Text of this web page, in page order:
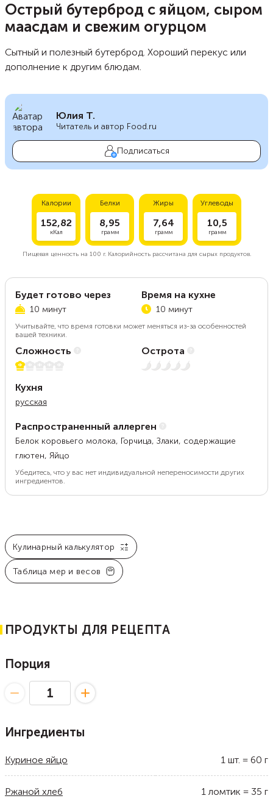
Острый бутерброд с яйцом, сыром
маасдам и свежим огурцом
Сытный и полезный бутерброд. Хороший перекус или
дополнение к другим блюдам.
Юлия Т.
Читатель и автор Food.ru
Подписаться
Калории
152,82
кКал
Белки
8,95
грамм
Жиры
7,64
грамм
Углеводы
10,5
грамм
Пищевая ценность на 100 г.Калорийность рассчитана для сырых продуктов.
Будет готово через
10 минут
Время на кухне
10 минут
Учитывайте, что время готовки может меняться из-за особенностей
вашей техники.
Сложность
1 из 5
Острота
Нет остроты
Кухня
русская
Распространенный аллерген
Белок коровьего молока, Горчица, Злаки, содержащие
глютен, Яйцо
Убедитесь, что у вас нет индивидуальной непереносимости других
ингредиентов.
Кулинарный калькулятор
Таблица мер и весов
ПРОДУКТЫ ДЛЯ РЕЦЕПТА
Порция
Ингредиенты
Куриное яйцо 1 шт. = 60 г
Ржаной хлеб 1 ломтик = 35 г